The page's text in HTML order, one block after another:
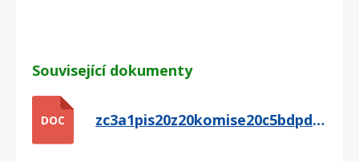
Související dokumenty
DOC zc3a1pis20z20komise20c5bdpd206.6.2012.doc